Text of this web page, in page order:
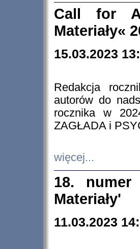
Call for
Materiały«
15.03.2023
Redakcja
autorów do
rocznika w
ZAGŁADA i
więcej...
18. numer
Materiały'
11.03.2023